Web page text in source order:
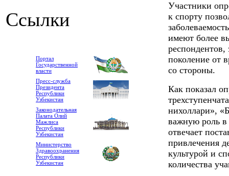
Ссылки
Портал
Государственной
власти
Пресс-служба
Президента
Республики
Узбекистан
Законодательная
Палата Олий
Мажлиса
Республики
Узбекистан
Министерство
Здравоохранения
Республики
Узбекистан
Участники
к спорту
имеют более
респондентов,
поколение от
со стороны.
Как показал
нихоллари»,
важную роль
отвечает
привлечения
культурой и
количества